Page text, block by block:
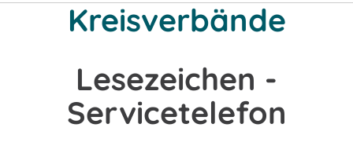
Kreisverbände
Lesezeichen -
Servicetelefon